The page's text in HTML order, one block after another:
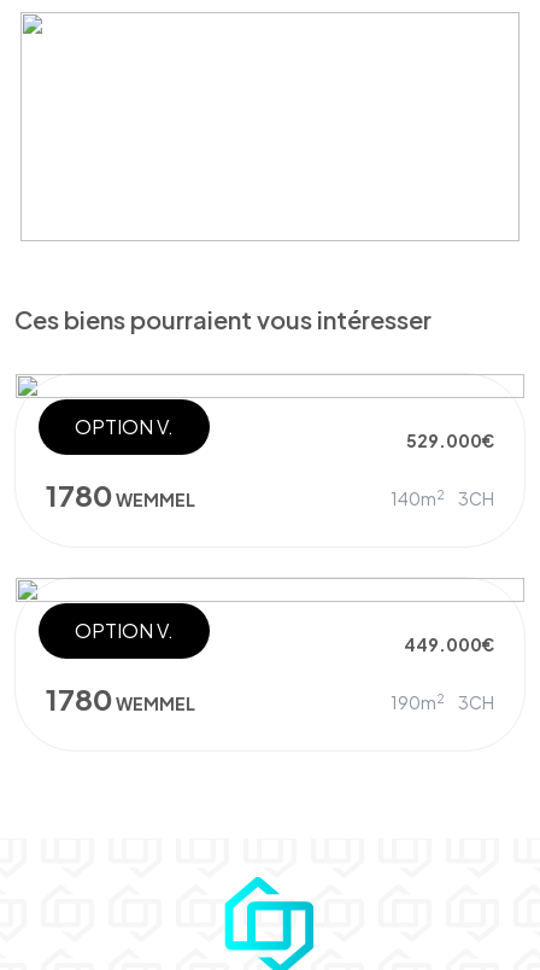
Ces biens pourraient vous intéresser
OPTION V.
VILLA JUMELÉE 529.000€
1780WEMMEL 140m2 3CH
OPTION V.
MAISON 449.000€
1780WEMMEL 190m2 3CH